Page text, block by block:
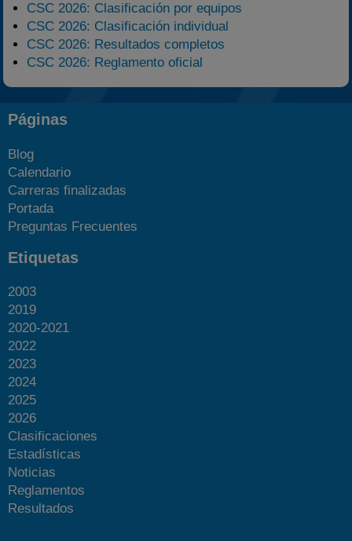
CSC 2026: Clasificación por equipos
CSC 2026: Clasificación individual
CSC 2026: Resultados completos
CSC 2026: Reglamento oficial
Páginas
Blog
Calendario
Carreras finalizadas
Portada
Preguntas Frecuentes
Etiquetas
2003
2019
2020-2021
2022
2023
2024
2025
2026
Clasificaciones
Estadísticas
Noticias
Reglamentos
Resultados